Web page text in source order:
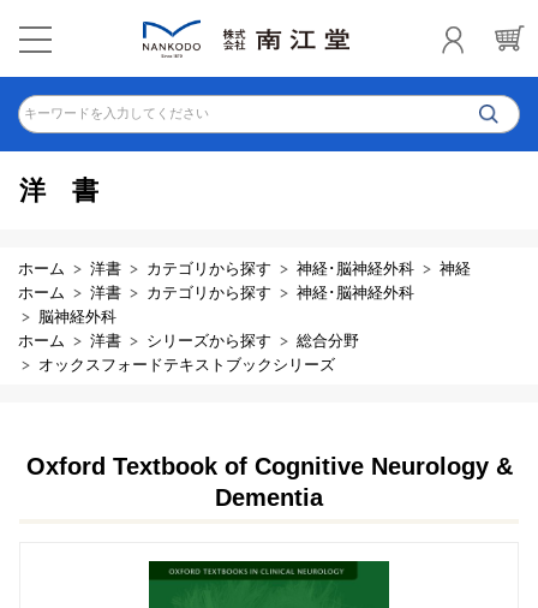
キーワードを入力してください
洋書
ホーム 洋書 カテゴリから探す 神経･脳神経外科
神経
ホーム
洋書 カテゴリから探す
神経･脳神経外科
脳神経外科
ホーム
洋書 シリーズから探す
総合分野
オックスフォードテキストブックシリーズ
Oxford Textbook of Cognitive Neurology &
Dementia